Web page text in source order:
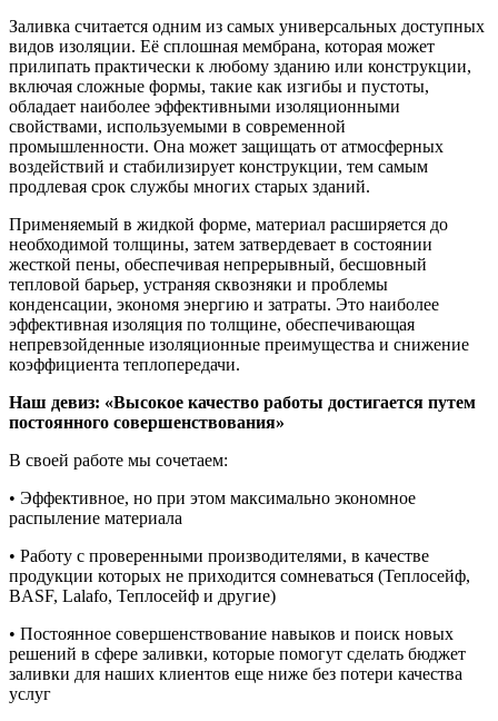
Заливка считается одним из самых универсальных доступных
видов изоляции. Её сплошная мембрана, которая может
прилипать практически к любому зданию или конструкции,
включая сложные формы, такие как изгибы и пустоты,
обладает наиболее эффективными изоляционными
свойствами, используемыми в современной
промышленности. Она может защищать от атмосферных
воздействий и стабилизирует конструкции, тем самым
продлевая срок службы многих старых зданий.
Применяемый в жидкой форме, материал расширяется до
необходимой толщины, затем затвердевает в состоянии
жесткой пены, обеспечивая непрерывный, бесшовный
тепловой барьер, устраняя сквозняки и проблемы
конденсации, экономя энергию и затраты. Это наиболее
эффективная изоляция по толщине, обеспечивающая
непревзойденные изоляционные преимущества и снижение
коэффициента теплопередачи.
Наш девиз: «Высокое качество работы достигается путем
постоянного совершенствования»
В своей работе мы сочетаем:
• Эффективное, но при этом максимально экономное
распыление материала
• Работу с проверенными производителями, в качестве
продукции которых не приходится сомневаться (Теплосейф,
BASF, Lalafo, Теплосейф и другие)
• Постоянное совершенствование навыков и поиск новых
решений в сфере заливки, которые помогут сделать бюджет
заливки для наших клиентов еще ниже без потери качества
услуг